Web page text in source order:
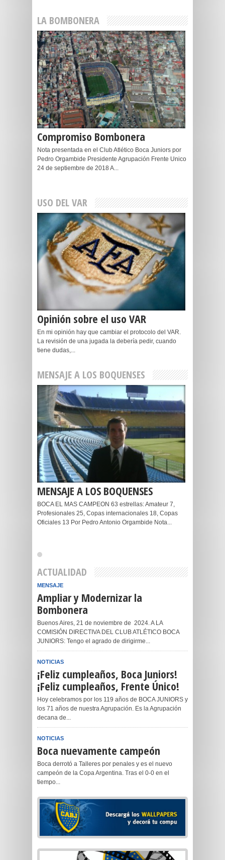
LA BOMBONERA
Compromiso Bombonera
Nota presentada en el Club Atlético Boca Juniors por
Pedro Orgambide Presidente Agrupación Frente Unico
24 de septiembre de 2018 A...
USO DEL VAR
Opinión sobre el uso VAR
En mi opinión hay que cambiar el protocolo del VAR.
La revisión de una jugada la debería pedir, cuando
tiene dudas,...
MENSAJE A LOS BOQUENSES
MENSAJE A LOS BOQUENSES
BOCA EL MAS CAMPEON 63 estrellas: Amateur 7,
Profesionales 25, Copas internacionales 18, Copas
Oficiales 13 Por Pedro Antonio Orgambide Nota...
ACTUALIDAD
MENSAJE
Ampliar y Modernizar la
Bombonera
Buenos Aires, 21 de noviembre de 2024. A LA
COMISIÓN DIRECTIVA DEL CLUB ATLÉTICO BOCA
JUNIORS: Tengo el agrado de dirigirme...
NOTICIAS
¡Feliz cumpleaños, Boca Juniors!
¡Feliz cumpleaños, Frente Único!
Hoy celebramos por los 119 años de BOCA JUNIORS y
los 71 años de nuestra Agrupación. Es la Agrupación
decana de...
NOTICIAS
Boca nuevamente campeón
Boca derrotó a Talleres por penales y es el nuevo
campeón de la Copa Argentina. Tras el 0-0 en el
tiempo...